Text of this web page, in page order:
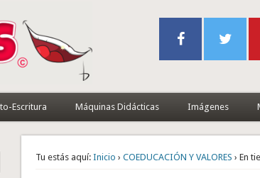
Escritura Máquinas Didácticas Imágenes
Tu estás aquí: Inicio ›COEDUCACIÓN Y VALORES › En